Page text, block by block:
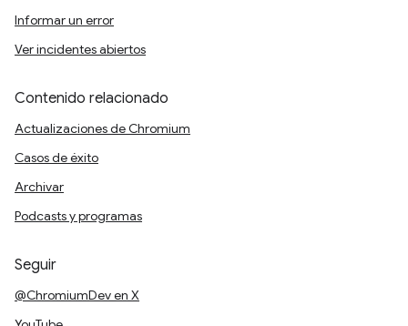
Informar un error
Ver incidentes abiertos
Contenido relacionado
Actualizaciones de Chromium
Casos de éxito
Archivar
Podcasts y programas
Seguir
@ChromiumDev en X